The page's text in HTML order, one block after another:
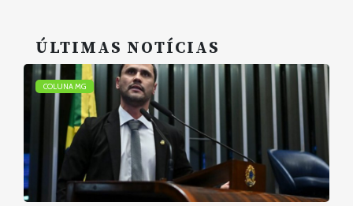
ÚLTIMAS NOTÍCIAS
COLUNA MG